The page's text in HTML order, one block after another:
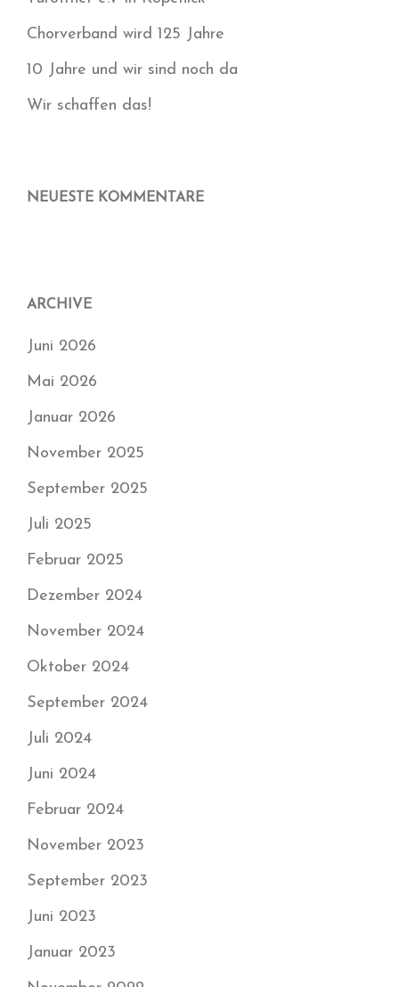
Chorverband wird 125 Jahre
10 Jahre und wir sind noch da
Wir schaffen das!
NEUESTE KOMMENTARE
ARCHIVE
Juni 2026
Mai 2026
Januar 2026
November 2025
September 2025
Juli 2025
Februar 2025
Dezember 2024
November 2024
Oktober 2024
September 2024
Juli 2024
Juni 2024
Februar 2024
November 2023
September 2023
Juni 2023
Januar 2023